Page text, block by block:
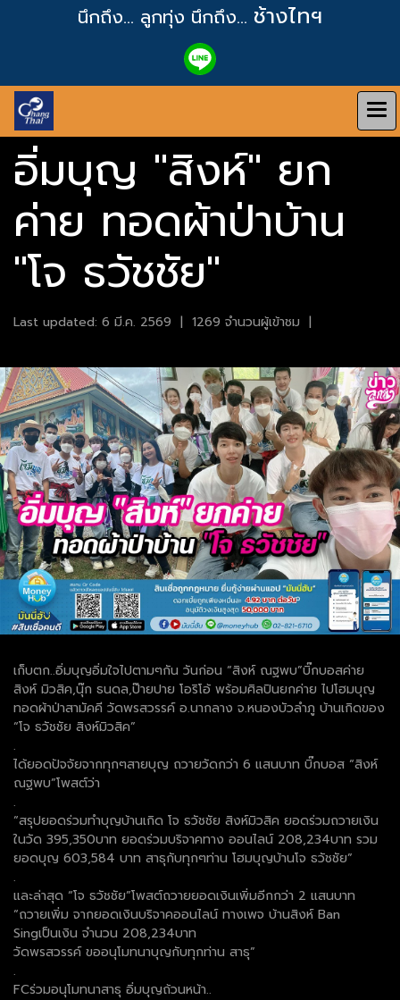
นึกถึง... ลูกทุ่ง นึกถึง... ช้างไทฯ
อิ่มบุญ "สิงห์" ยก
ค่าย ทอดผ้าป่าบ้าน
"โจ ธวัชชัย"
Last updated: 6 มี.ค. 2569 | 1269 จำนวนผู้เข้าชม |
เก็บตก..อิ่มบุญอิ่มใจไปตามๆกัน วันก่อน “สิงห์ ณฐพบ”บิ๊กบอสค่าย
สิงห์ มิวสิค,นุ๊ก ธนดล,ป๊ายปาย โอริโอ้ พร้อมศิลปินยกค่าย ไปโฮมบุญ
ทอดผ้าป่าสามัคคี วัดพรสวรรค์ อ.นากลาง จ.หนองบัวลำภู บ้านเกิดของ
“โจ ธวัชชัย สิงห์มิวสิค”
.
ได้ยอดปัจจัยจากทุกๆสายบุญ ถวายวัดกว่า 6 แสนบาท บิ๊กบอส “สิงห์
ณฐพบ”โพสต์ว่า
.
“สรุปยอดร่วมทำบุญบ้านเกิด โจ ธวัชชัย สิงห์มิวสิค ยอดร่วมถวายเงิน
ในวัด 395,350บาท ยอดร่วมบริจาคทาง ออนไลน์ 208,234บาท รวม
ยอดบุญ 603,584 บาท สาธุกับทุกๆท่าน โฮมบุญบ้านโจ ธวัชชัย”
.
และล่าสุด “โจ ธวัชชัย”โพสต์ถวายยอดเงินเพิ่มอีกกว่า 2 แสนบาท
“ถวายเพิ่ม จากยอดเงินบริจาคออนไลน์ ทางเพจ บ้านสิงห์ Ban
Singเป็นเงิน จำนวน 208,234บาท
วัดพรสวรรค์ ขออนุโมทนาบุญกับทุกท่าน สาธุ”
.
FCร่วมอนุโมทนาสาธุ อิ่มบุญถ้วนหน้า..